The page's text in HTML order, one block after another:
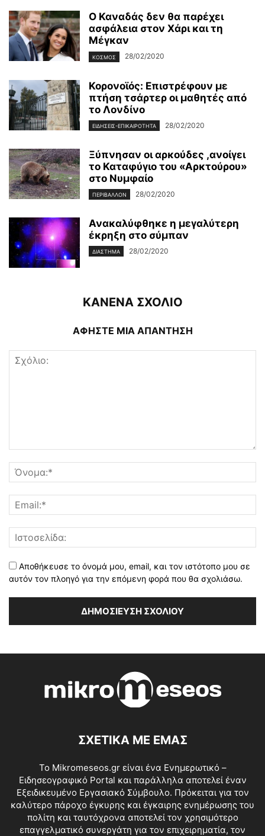
Ο Καναδάς δεν θα παρέχει
ασφάλεια στον Χάρι και τη
Μέγκαν
ΚΌΣΜΟΣ 28/02/2020
Κορονοϊός: Επιστρέφουν με
πτήση τσάρτερ οι μαθητές από
το Λονδίνο
ΕΙΔΉΣΕΙΣ-ΕΠΙΚΑΙΡΌΤΗΤΑ 28/02/2020
Ξύπνησαν οι αρκούδες ,ανοίγει
το Καταφύγιο του «Αρκτούρου»
στο Νυμφαίο
ΠΕΡΙΒΆΛΛΟΝ 28/02/2020
Ανακαλύφθηκε η μεγαλύτερη
έκρηξη στο σύμπαν
ΔΙΆΣΤΗΜΑ 28/02/2020
ΚΑΝΕΝΑ ΣΧΟΛΙΟ
ΑΦΗΣΤΕ ΜΙΑ ΑΠΑΝΤΗΣΗ
Αποθήκευσε το όνομά μου, email, και τον ιστότοπο μου σε
αυτόν τον πλοηγό για την επόμενη φορά που θα σχολιάσω.
ΣΧΕΤΙΚΑ ΜΕ ΕΜΑΣ
Το Mikromeseos.gr είναι ένα Ενημερωτικό –
Ειδησεογραφικό Portal και παράλληλα αποτελεί έναν
Εξειδικευμένο Εργασιακό Σύμβουλο. Πρόκειται για τον
καλύτερο πάροχο έγκυρης και έγκαιρης ενημέρωσης του
πολίτη και ταυτόχρονα αποτελεί τον χρησιμότερο
επαγγελματικό συνεργάτη για τον επιχειρηματία, τον